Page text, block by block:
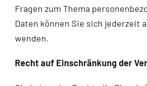
Fragen zum Thema
Daten können Sie sich jederzeit
wenden.
Recht auf Einschränkung der